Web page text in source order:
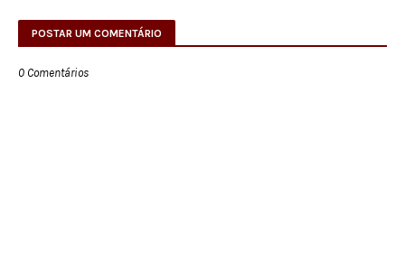
POSTAR UM COMENTÁRIO
0 Comentários